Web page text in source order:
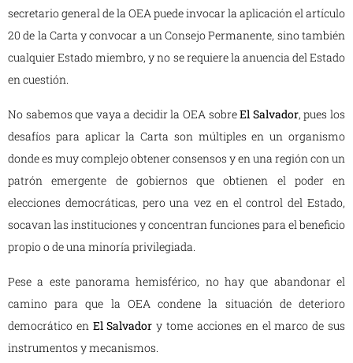
secretario general de la OEA puede invocar la aplicación el artículo
20 de la Carta y convocar a un Consejo Permanente, sino también
cualquier Estado miembro, y no se requiere la anuencia del Estado
en cuestión.
No sabemos que vaya a decidir la OEA sobreEl Salvador, pues los
desafíos para aplicar la Carta son múltiples en un organismo
donde es muy complejo obtener consensos y en una región con un
patrón emergente de gobiernos que obtienen el poder en
elecciones democráticas, pero una vez en el control del Estado,
socavan las instituciones y concentran funciones para el beneficio
propio o de una minoría privilegiada.
Pese a este panorama hemisférico, no hay que abandonar el
camino para que la OEA condene la situación de deterioro
democrático en El Salvador y tome acciones en el marco de sus
instrumentos y mecanismos.